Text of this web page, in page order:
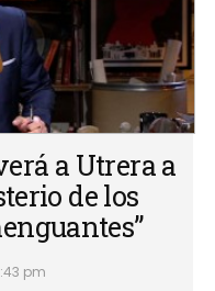
a Utrera a
de los
pm